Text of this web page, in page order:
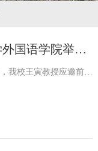
我校王寅教授受邀前往四川大学外国语学院举行讲座
2019年5月14日下午，我校王寅教授应邀前往四川大学为外国语学院师生举办了一场题为《体认语言学：理论与实践》的讲座，本次讲座由外国语学院刘利民教授主持。王寅教授通过提出并回答了两个问题，即‘为什么学...